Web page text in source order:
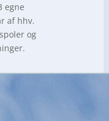
egne
af hhv.
og